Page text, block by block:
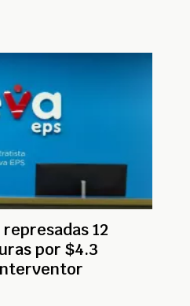
12
por $4.3